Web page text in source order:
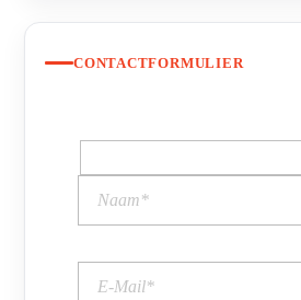
CONTACTFORMULIER